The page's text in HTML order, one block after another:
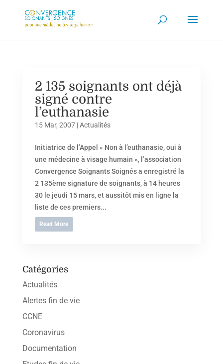
2 135 soignants ont déjà
signé contre
l’euthanasie
15 Mar, 2007|Actualités
Initiatrice de l’Appel « Non à l’euthanasie, oui à
une médecine à visage humain », l’association
Convergence Soignants Soignés a enregistré la
2 135ème signature de soignants, à 14 heures
30 le jeudi 15 mars, et aussitôt mis en ligne la
liste de ces premiers...
Read More
Catégories
Actualités
Alertes fin de vie
CCNE
Coronavirus
Documentation